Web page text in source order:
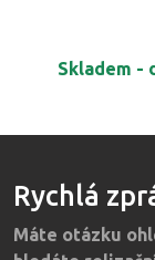
Skladem -
Rychlá
Máte otázku